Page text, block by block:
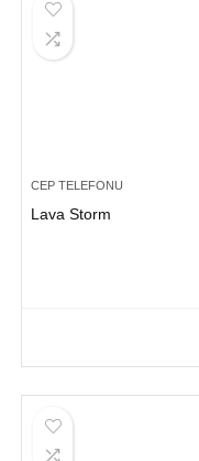
CEP TELEFONU
Lava Storm